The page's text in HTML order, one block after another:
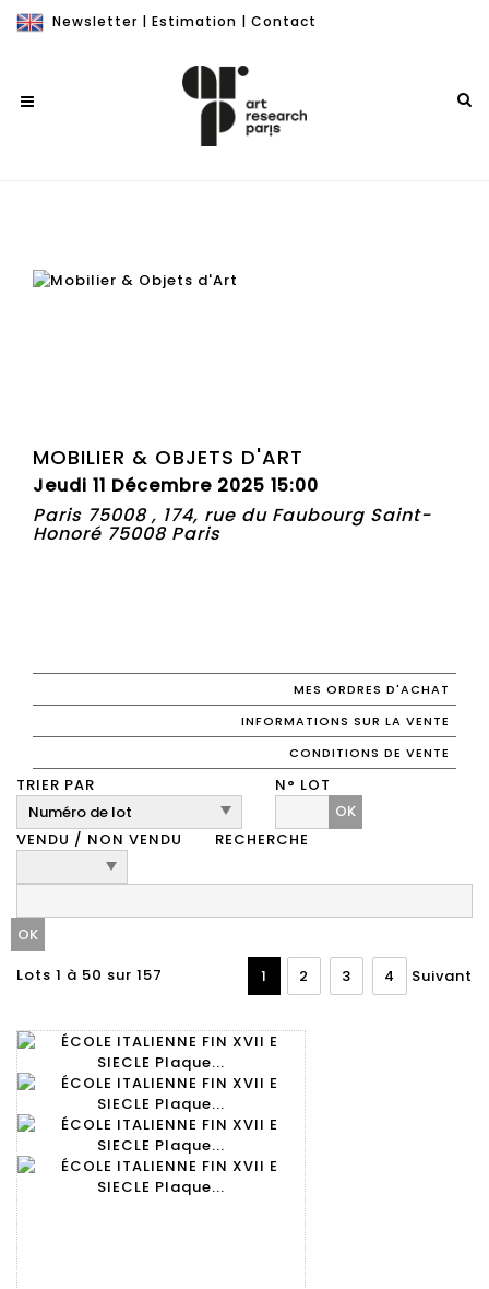
Newsletter | Estimation | Contact
MOBILIER & OBJETS D'ART
Jeudi 11 Décembre 2025 15:00
Paris 75008 , 174, rue du Faubourg Saint-
Honoré 75008 Paris
MES ORDRES D'ACHAT
INFORMATIONS SUR LA VENTE
CONDITIONS DE VENTE
TRIER PAR
N° LOT
OK
VENDU / NON VENDU
RECHERCHE
Lots 1 à 50 sur 157 1 2 3 4 Suivant